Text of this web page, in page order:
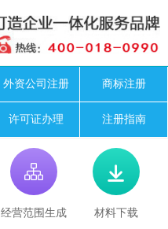
外资公司注册 商标注册
许可证办理 注册指南

经营范围生成

材料下载